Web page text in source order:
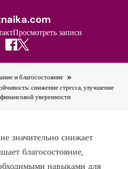
Просмотреть записи
и благосостояние
снижение стресса, улучшение
уверенности
значительно снижает
благосостояние,
навыками для